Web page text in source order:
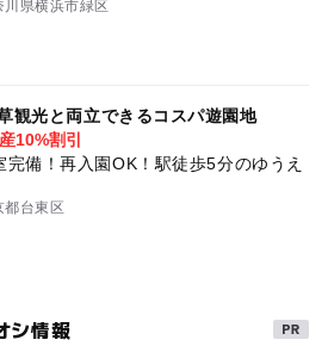
川県横浜市緑区
観光と両立できるコスパ遊園地
10%割引
完備！再入園OK！駅徒歩5分のゆうえ
都台東区
シ情報